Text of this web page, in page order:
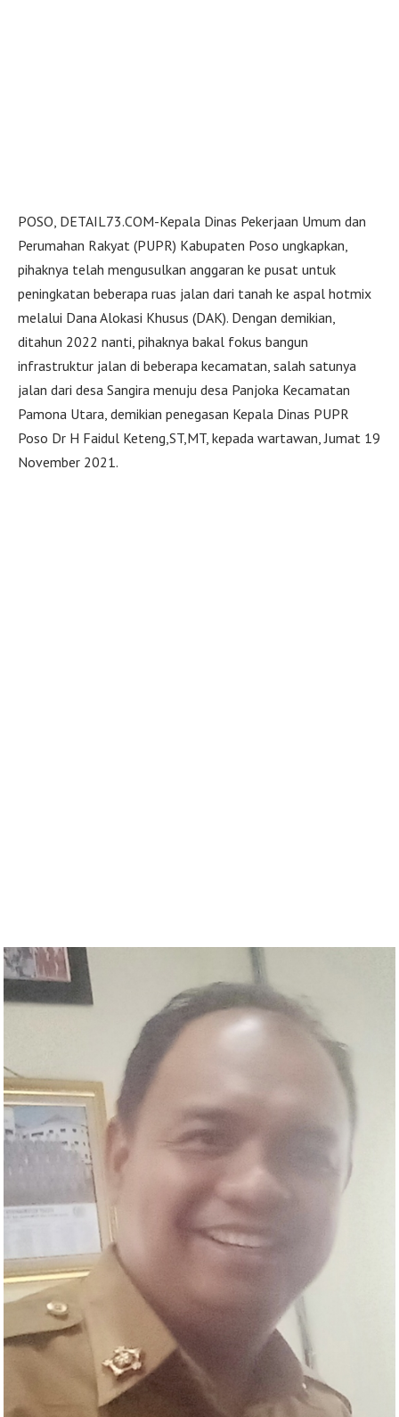
POSO, DETAIL73.COM-Kepala Dinas Pekerjaan Umum dan
Perumahan Rakyat (PUPR) Kabupaten Poso ungkapkan,
pihaknya telah mengusulkan anggaran ke pusat untuk
peningkatan beberapa ruas jalan dari tanah ke aspal hotmix
melalui Dana Alokasi Khusus (DAK). Dengan demikian,
ditahun 2022 nanti, pihaknya bakal fokus bangun
infrastruktur jalan di beberapa kecamatan, salah satunya
jalan dari desa Sangira menuju desa Panjoka Kecamatan
Pamona Utara, demikian penegasan Kepala Dinas PUPR
Poso Dr H Faidul Keteng,ST,MT, kepada wartawan, Jumat 19
November 2021.